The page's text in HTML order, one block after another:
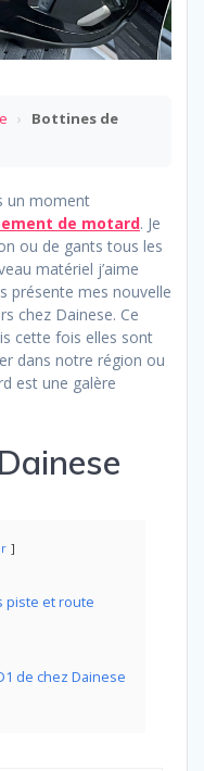
›
Bottines de
un moment
de motard. Je
ou de gants tous les
matériel j’aime
présente mes nouvelle
chez Dainese. Ce
cette fois elles sont
dans notre région ou
est une galère
piste et route
de chez Dainese